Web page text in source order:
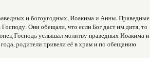
и богоугодных, Иоакима и Анны. Праведные
Они обещали, что если Бог даст им дитя, то
Господь услышал молитву праведных Иоакима и
родители привели её в храм и по обещанию